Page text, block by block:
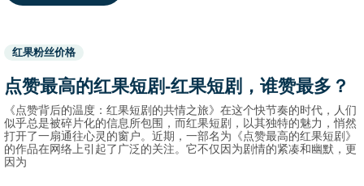
Used
before
category
names.
红果粉丝价格
点赞最高的红果短剧-红果短剧，谁赞最多？
《点赞背后的温度：红果短剧的共情之旅》在这个快节奏的时代，人们
似乎总是被碎片化的信息所包围，而红果短剧，以其独特的魅力，悄然
打开了一扇通往心灵的窗户。近期，一部名为《点赞最高的红果短剧》
的作品在网络上引起了广泛的关注。它不仅因为剧情的紧凑和幽默，更
因为